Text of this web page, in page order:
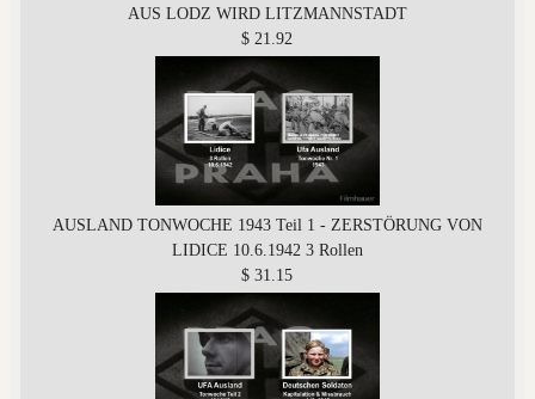
AUS LODZ WIRD LITZMANNSTADT
$ 21.92
AUSLAND TONWOCHE 1943 Teil 1 - ZERSTÖRUNG VON
LIDICE 10.6.1942 3 Rollen
$ 31.15